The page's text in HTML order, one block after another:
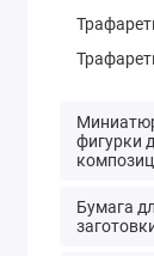
фигурки
Бумага